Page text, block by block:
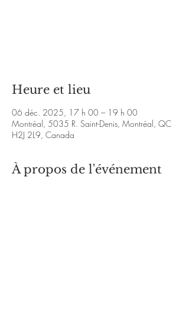
Heure et lieu
06 déc. 2025, 17 h 00 – 19 h 00
Montréal, 5035 R. Saint-Denis, Montréal, QC
H2J 2L9, Canada
À propos de l'événement